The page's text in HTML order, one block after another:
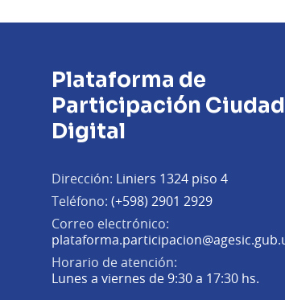
Plataforma de
Participación
Digital
Dirección: Liniers 1324 piso 4
Teléfono: (+598) 2901 2929
Correo electrónico:
Horario de atención:
Lunes a viernes de 9:30 a 17:30 hs.